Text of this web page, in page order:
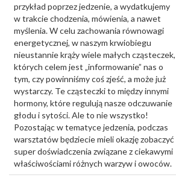
przykład poprzez jedzenie, a wydatkujemy
w trakcie chodzenia, mówienia, a nawet
myślenia. W celu zachowania równowagi
energetycznej, w naszym krwiobiegu
nieustannie krąży wiele małych cząsteczek,
których celem jest „informowanie” nas o
tym, czy powinniśmy coś zjeść, a może już
wystarczy. Te cząsteczki to między innymi
hormony, które regulują nasze odczuwanie
głodu i sytości. Ale to nie wszystko!
Pozostając w tematyce jedzenia, podczas
warsztatów będziecie mieli okazję zobaczyć
super doświadczenia związane z ciekawymi
właściwościami różnych warzyw i owoców.